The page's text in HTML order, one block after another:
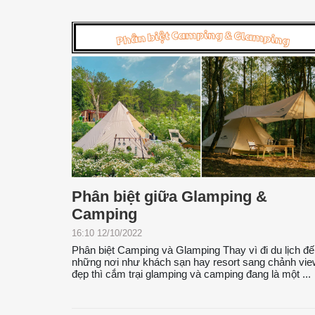
Phân biệt giữa Glamping &
Camping
16:10 12/10/2022
Phân biệt Camping và Glamping Thay vì đi du lịch
những nơi như khách sạn hay resort sang chảnh
đẹp thì cắm trại glamping và camping đang là một ...